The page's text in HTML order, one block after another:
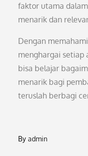
faktor utama
menarik dan
Dengan
menghargai setiap
bisa belajar
menarik bagi
teruslah berbagi
Byadmin